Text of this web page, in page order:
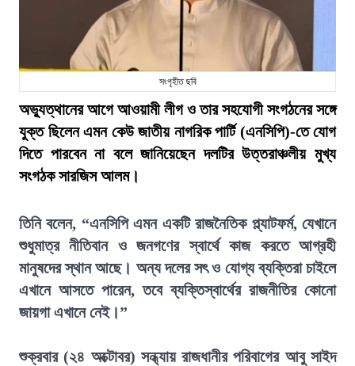
সংগৃহীত ছবি
অভ্যুত্থানের আগে আওয়ামী লীগ ও তার সহযোগী সংগঠনের সঙ্গে
যুক্ত ছিলেন এমন কেউ জাতীয় নাগরিক পার্টি (এনসিপি)-তে যোগ
দিতে পারবেন না বলে জানিয়েছেন দলটির উত্তরাঞ্চলীয় মুখ্য
সংগঠক সারজিস আলম।
তিনি বলেন, “এনসিপি এমন একটি রাজনৈতিক প্ল্যাটফর্ম, যেখানে
শুধুমাত্র নীতিবান ও জনগণের স্বার্থে কাজ করতে আগ্রহী
মানুষদের স্থান আছে। অন্য দলের সৎ ও যোগ্য ব্যক্তিরা চাইলে
এখানে আসতে পারেন, তবে ব্যক্তিস্বার্থের রাজনীতির কোনো
জায়গা এখানে নেই।”
শুক্রবার (২৪ অক্টোবর) সন্ধ্যায় রাজধানীর পরিবাগের আবু সাইদ